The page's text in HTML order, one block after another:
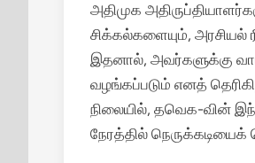
அதிமுக
சிக்கல்களையும், அரசியல்
இதனால், அவர்களுக்கு
வழங்கப்படும் எனத்
நிலையில், தவெக-வின்
நேரத்தில்